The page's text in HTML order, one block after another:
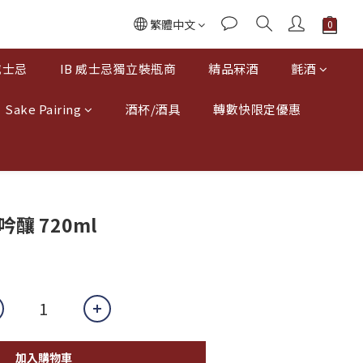
繁體中文
忌 IB 威士忌獨立裝瓶商 精品冧酒 氈酒
Sake Pairing 酒杯/酒具 轉數快限定優惠
釀 720ml
加入購物車